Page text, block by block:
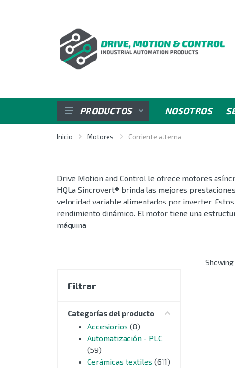
SENSORES
REGULADORES E INDICADORES
CONTROL DE POTENCIA
MOTORES
CERÁMICAS TEXTILES
AUTOMATIZACIÓN - PLC
PRODUCTOS NOSOTROS
Inicio Motores Corriente alterna
Drive Motion and Control le ofrece motores
HQLa Sincrovert® brinda las mejores
velocidad variable alimentados por inverter.
rendimiento dinámico. El motor tiene una
máquina
Filtrar
Categorías del producto
Accesiorios (8)
Automatización - PLC
(59)
Cerámicas textiles (611)